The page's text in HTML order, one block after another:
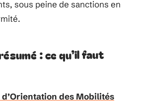
sous peine de sanctions en
: ce qu’il faut
d’Orientation des Mobilités